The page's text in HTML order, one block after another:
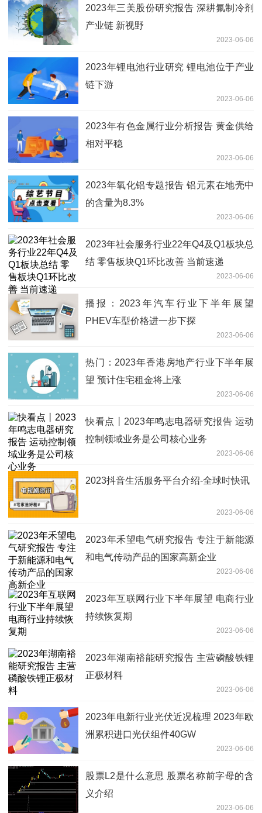
2023年三美股份研究报告 深耕氟制冷剂
产业链 新视野
2023-06-06
2023年锂电池行业研究 锂电池位于产业
链下游
2023-06-06
2023年有色金属行业分析报告 黄金供给
相对平稳
2023-06-06
2023年氧化铝专题报告 铝元素在地壳中
的含量为8.3%
2023-06-06
2023年社会服务行业22年Q4及Q1板块总
结 零售板块Q1环比改善 当前速递
2023-06-06
播报：2023年汽车行业下半年展望
PHEV车型价格进一步下探
2023-06-06
热门：2023年香港房地产行业下半年展
望 预计住宅租金将上涨
2023-06-06
快看点丨2023年鸣志电器研究报告 运动
控制领域业务是公司核心业务
2023-06-06
2023抖音生活服务平台介绍-全球时快讯
2023-06-06
2023年禾望电气研究报告 专注于新能源
和电气传动产品的国家高新企业
2023-06-06
2023年互联网行业下半年展望 电商行业
持续恢复期
2023-06-06
2023年湖南裕能研究报告 主营磷酸铁锂
正极材料
2023-06-06
2023年电新行业光伏近况梳理 2023年欧
洲累积进口光伏组件40GW
2023-06-06
股票L2是什么意思 股票名称前字母的含
义介绍
2023-06-06